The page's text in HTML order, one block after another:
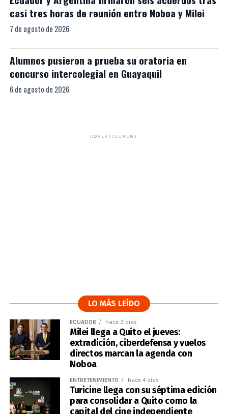
casi tres horas de reunión entre Noboa y Milei
7 de agosto de 2026
Alumnos pusieron a prueba su oratoria en
concurso intercolegial en Guayaquil
6 de agosto de 2026
ADVERTISEMENT
LO MÁS LEÍDO
ECUADOR hace 3 días
Milei llega a Quito el jueves:
extradición, ciberdefensa y vuelos
directos marcan la agenda con
Noboa
ENTRETENIMIENTO hace 4 días
Turicine llega con su séptima edición
para consolidar a Quito como la